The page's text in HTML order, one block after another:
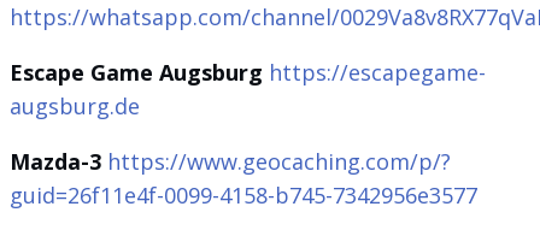
https://whatsapp.com/channel/
Escape Game Augsburg https://escapegame-
augsburg.de
Mazda-3 https://www.geocaching.com/p/?
guid=26f11e4f-0099-4158-b745-7342956e3577